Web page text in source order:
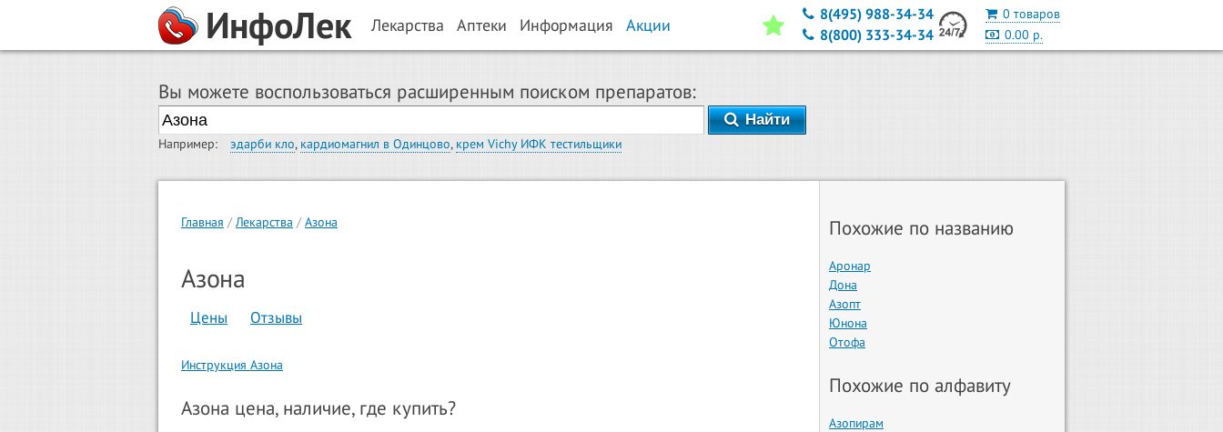
ИнфоЛек Лекарства Аптеки Информация Акции
0 товаров
0.00 р.
8(495) 988-34-34
8(800) 333-34-34
Вы можете воспользоваться расширенным поиском препаратов:
Найти
Например: эдарби кло, кардиомагнил в Одинцово, крем Vichy ИФК тестильщики
Главная Лекарства Азона
Азона
Цены Отзывы
Инструкция Азона
Азона цена, наличие, где купить?
Похожие по названию
Аронар
Дона
Азопт
Юнона
Отофа
Похожие по алфавиту
Азопирам